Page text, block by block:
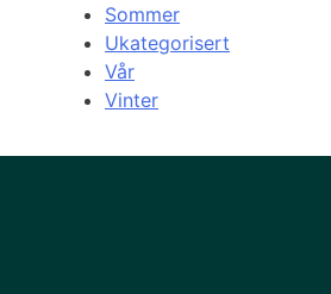
Sommer
Ukategorisert
Vår
Vinter